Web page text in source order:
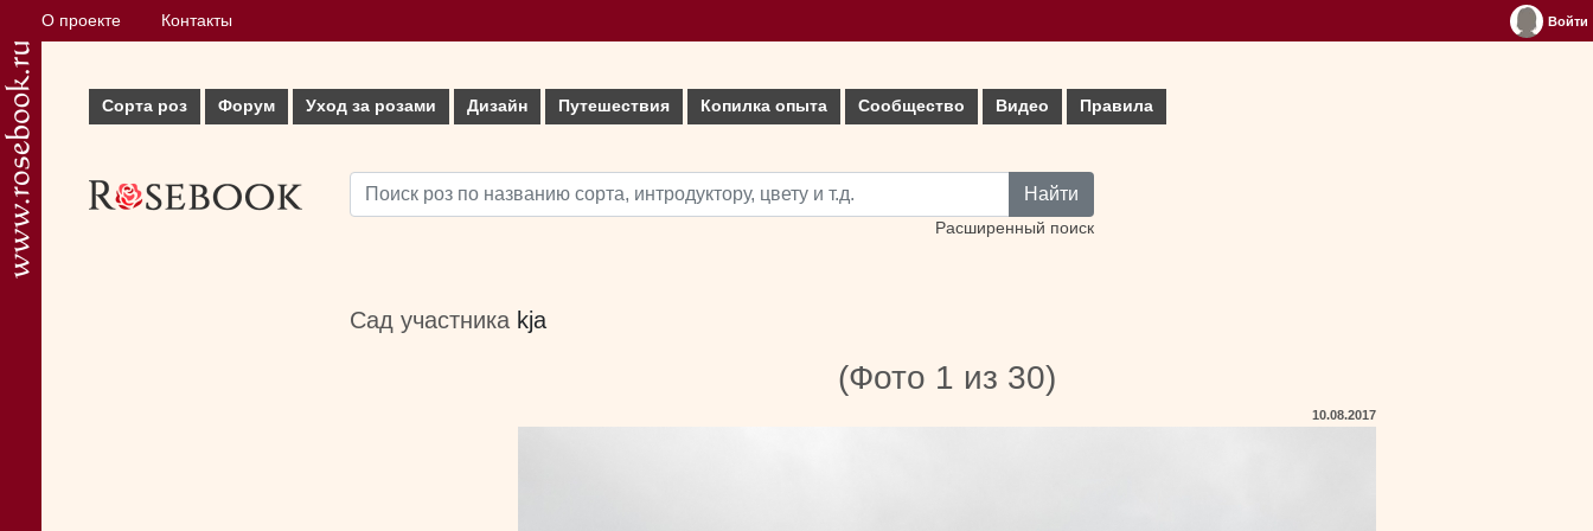
О проекте Контакты Войти
Сорта роз Форум Уход за розами Дизайн Путешествия Копилка опыта Сообщество Видео Правила
Найти
Расширенный поиск
Сад участника kja
(Фото 1 из 30)
10.08.2017